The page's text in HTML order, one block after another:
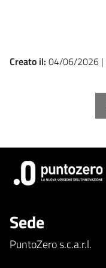
Creato il: 04/06/2026 |
Sede
PuntoZero s.c.a.r.l.